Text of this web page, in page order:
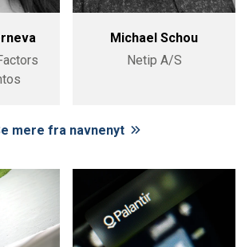
Michael Schou
Netip A/S
mere fra navnenyt